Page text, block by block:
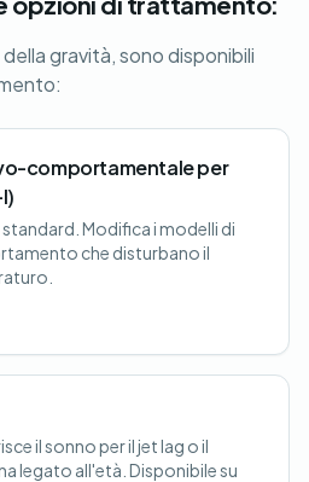
gravità, sono disponibili
comportamentale per
Modifica i modelli di
che disturbano il
il sonno per il jet lag o il
legato all'età. Disponibile su